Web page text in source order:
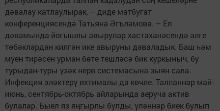
дәвалау катлаулырак, – диде матбугат
конференциясендә Татьяна Әгъләмова. – Ел
дәвамында йогышлы авырулар хастаханәсендә әлге
төбәкләрдән килгән ике авыруны дәваладык. Баш һәм
муен тирәсен урман бөте тешләсә бик куркыныч, бу
турыдан-туры үзәк нерв системасына зыян сала.
Инфекция эләктерү ихтималы да көчле. Талпаннар май-
июнь, сентябрь-октябрь айларында аеруча актив
булалар. Быел яз яңгырлы булды, үләннәр биек булып